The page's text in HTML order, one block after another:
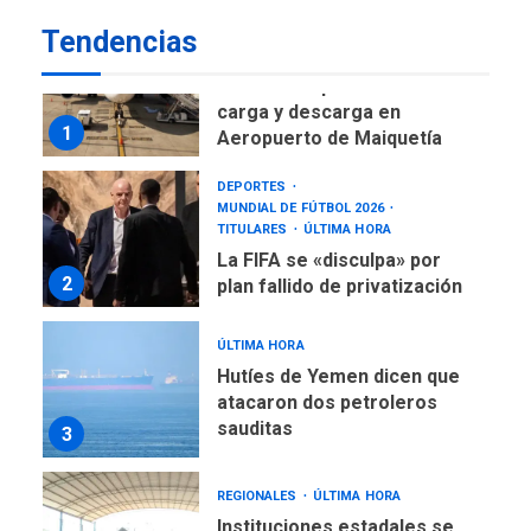
Tendencias
1
carga y descarga en
Aeropuerto de Maiquetía
2
DEPORTES
MUNDIAL DE FÚTBOL 2026
TITULARES
ÚLTIMA HORA
La FIFA se «disculpa» por
plan fallido de privatización
3
ÚLTIMA HORA
Hutíes de Yemen dicen que
atacaron dos petroleros
sauditas
REGIONALES ÚLTIMA HORA